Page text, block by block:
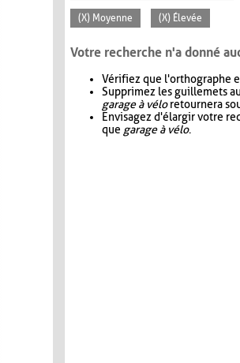
(X) Moyenne (X) Élevée
Votre recherche n'a donné
Vérifiez que l'orthographe
Supprimez les guillemets
garage à véloretournera
Envisagez d'élargir votre
que garage à vélo.